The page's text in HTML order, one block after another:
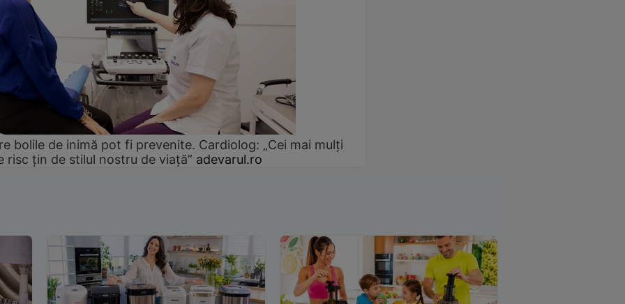
bolile de inimă pot fi prevenite. Cardiolog: „Cei mai mulți
risc țin de stilul nostru de viață” adevarul.ro